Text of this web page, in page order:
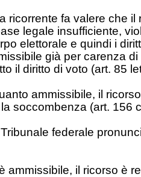
ricorrente fa valere che
legale insufficiente,
elettorale e quindi i
già per carenza
il diritto di voto (art. 85
ammissibile, il
soccombenza (art. 156
federale
ammissibile, il ricorso è